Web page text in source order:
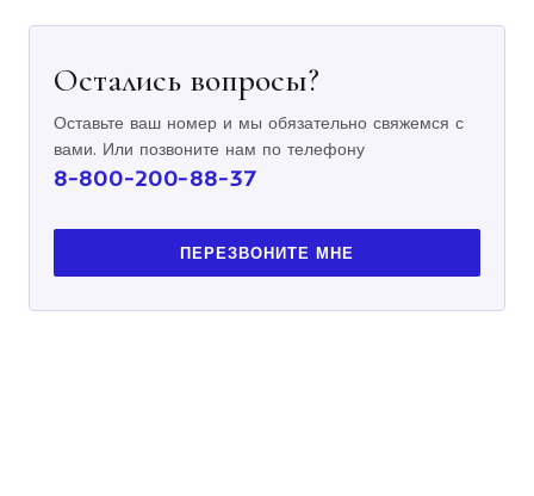
Остались вопросы?
Оставьте ваш номер и мы обязательно свяжемся с
вами. Или позвоните нам по телефону
8-800-200-88-37
ПЕРЕЗВОНИТЕ МНЕ